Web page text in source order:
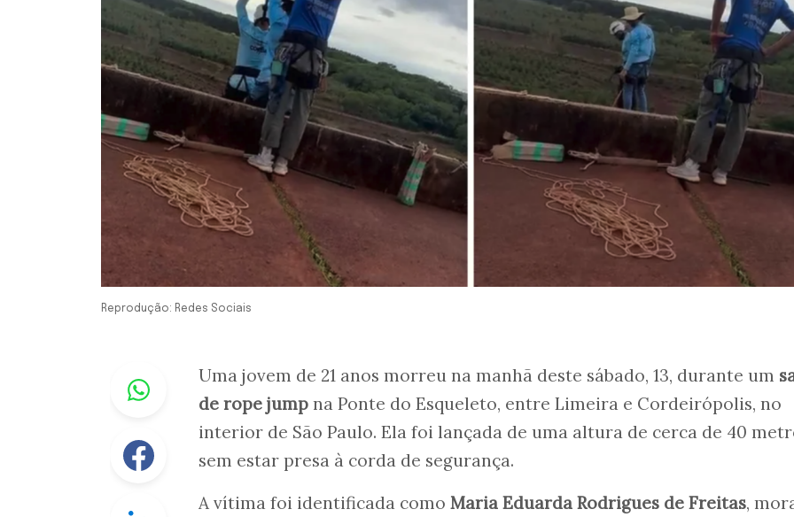
Reprodução: Redes Sociais
Whastapp
Facebook
Linkedin
Uma jovem de 21 anos morreu na manhã deste sábado, 13, durante um
de rope jump na Ponte do Esqueleto, entre Limeira e Cordeirópolis, no
interior de São Paulo. Ela foi lançada de uma altura de cerca de 40
sem estar presa à corda de segurança.
A vítima foi identificada como Maria Eduarda Rodrigues de Freitas,